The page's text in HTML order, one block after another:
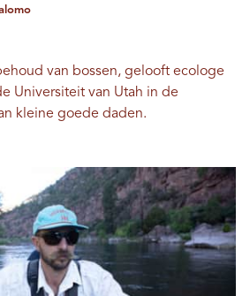
van bossen, gelooft ecologe
Universiteit van Utah in de
kleine goede daden.